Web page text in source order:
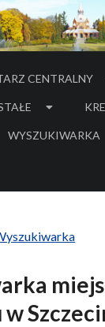
CENTRALNY
WYSZUKIWARKA